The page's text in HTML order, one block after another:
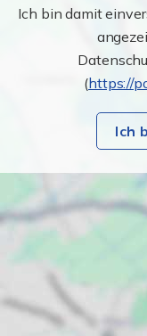
Ich bin damit
(https://
Ich